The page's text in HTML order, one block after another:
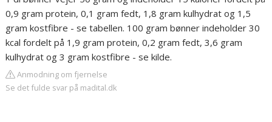
0,9 gram protein, 0,1 gram fedt, 1,8 gram kulhydrat og 1,5
gram kostfibre - se tabellen. 100 gram bønner indeholder 30
kcal fordelt på 1,9 gram protein, 0,2 gram fedt, 3,6 gram
kulhydrat og 3 gram kostfibre - se kilde.
Anmodning om fjernelse
Se det fulde svar på madital.dk